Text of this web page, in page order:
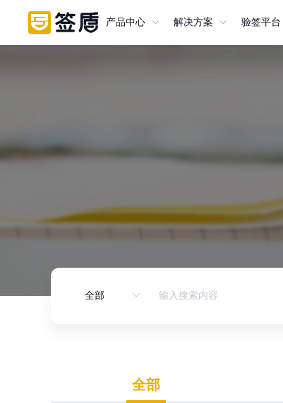
产品中心 解决方案 验签平台
验签平台
全部